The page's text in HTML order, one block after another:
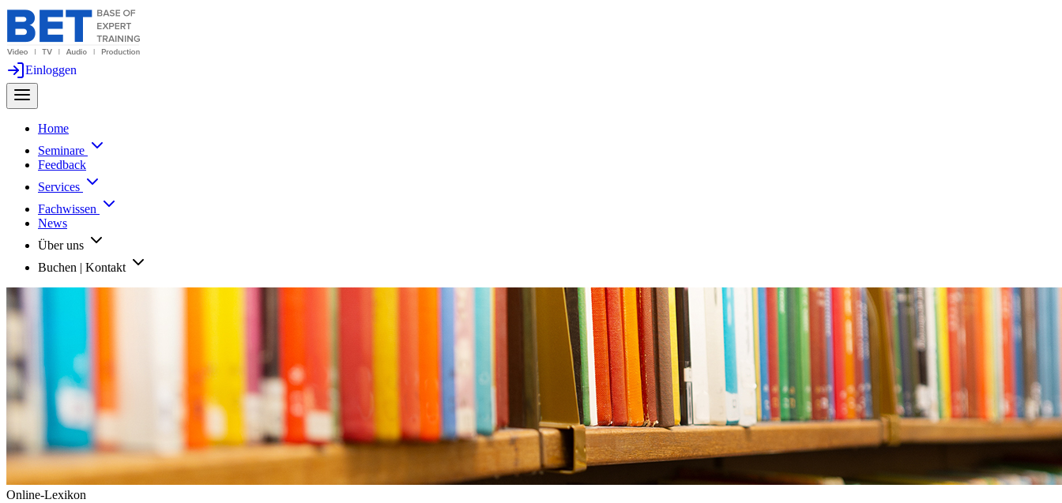
Einloggen
Home
Seminare
Feedback
Services
Fachwissen
News
Über uns
Buchen | Kontakt
Online-Lexikon